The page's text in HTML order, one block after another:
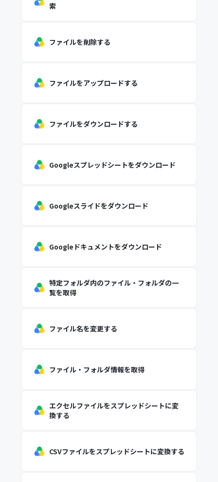
索
ファイルを削除する
ファイルをアップロードする
ファイルをダウンロードする
Googleスプレッドシートをダウンロード
Googleスライドをダウンロード
Googleドキュメントをダウンロード
特定フォルダ内のファイル・フォルダの一
覧を取得
ファイル名を変更する
ファイル・フォルダ情報を取得
エクセルファイルをスプレッドシートに変
換する
CSVファイルをスプレッドシートに変換する